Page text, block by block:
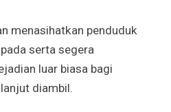
menasihatkan penduduk
serta segera
luar biasa bagi
diambil.